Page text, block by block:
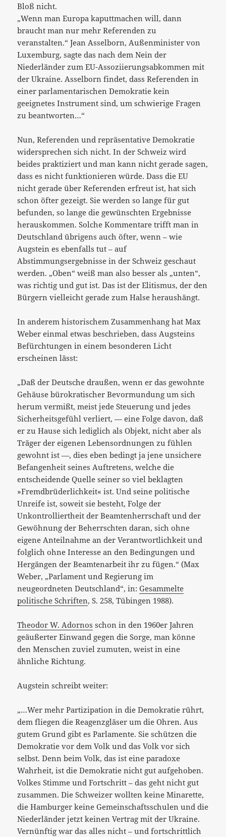
Bloß nicht.
„Wenn man Europa kaputtmachen will, dann
braucht man nur mehr Referenden zu
veranstalten.“ Jean Asselborn, Außenminister von
Luxemburg, sagte das nach dem Nein der
Niederländer zum EU-Assoziierungsabkommen mit
der Ukraine. Asselborn findet, dass Referenden in
einer parlamentarischen Demokratie kein
geeignetes Instrument sind, um schwierige Fragen
zu beantworten…“
Nun, Referenden und repräsentative Demokratie
widersprechen sich nicht. In der Schweiz wird
beides praktiziert und man kann nicht gerade sagen,
dass es nicht funktionieren würde. Dass die EU
nicht gerade über Referenden erfreut ist, hat sich
schon öfter gezeigt. Sie werden so lange für gut
befunden, so lange die gewünschten Ergebnisse
herauskommen. Solche Kommentare trifft man in
Deutschland übrigens auch öfter, wenn – wie
Augstein es ebenfalls tut – auf
Abstimmungsergebnisse in der Schweiz geschaut
werden. „Oben“ weiß man also besser als „unten“,
was richtig und gut ist. Das ist der Elitismus, der den
Bürgern vielleicht gerade zum Halse heraushängt.
In anderem historischem Zusammenhang hat Max
Weber einmal etwas beschrieben, dass Augsteins
Befürchtungen in einem besonderen Licht
erscheinen lässt:
„Daß der Deutsche draußen, wenn er das gewohnte
Gehäuse bürokratischer Bevormundung um sich
herum vermißt, meist jede Steuerung und jedes
Sicherheitsgefühl verliert, — eine Folge davon, daß
er zu Hause sich lediglich als Objekt, nicht aber als
Träger der eigenen Lebensordnungen zu fühlen
gewohnt ist —, dies eben bedingt ja jene unsichere
Befangenheit seines Auftretens, welche die
entscheidende Quelle seiner so viel beklagten
»Fremdbrüderlichkeit« ist. Und seine politische
Unreife ist, soweit sie besteht, Folge der
Unkontrolliertheit der Beamtenherrschaft und der
Gewöhnung der Beherrschten daran, sich ohne
eigene Anteilnahme an der Verantwortlichkeit und
folglich ohne Interesse an den Bedingungen und
Hergängen der Beamtenarbeit ihr zu fügen.“ (Max
Weber, „Parlament und Regierung im
neugeordneten Deutschland“, in:Gesammelte
politische Schriften, S. 258, Tübingen 1988).
Theodor W. Adornos schon in den 1960er Jahren
geäußerter Einwand gegen die Sorge, man könne
den Menschen zuviel zumuten, weist in eine
ähnliche Richtung.
Augstein schreibt weiter:
„…Wer mehr Partizipation in die Demokratie rührt,
dem fliegen die Reagenzgläser um die Ohren. Aus
gutem Grund gibt es Parlamente. Sie schützen die
Demokratie vor dem Volk und das Volk vor sich
selbst. Denn beim Volk, das ist eine paradoxe
Wahrheit, ist die Demokratie nicht gut aufgehoben.
Volkes Stimme und Fortschritt – das geht nicht gut
zusammen. Die Schweizer wollten keine Minarette,
die Hamburger keine Gemeinschaftsschulen und die
Niederländer jetzt keinen Vertrag mit der Ukraine.
Vernünftig war das alles nicht – und fortschrittlich